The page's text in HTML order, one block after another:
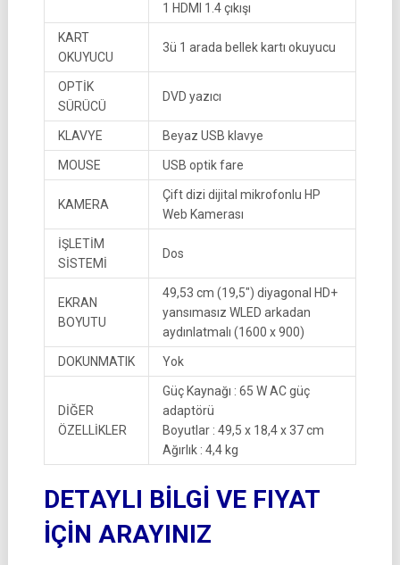
1 HDMI 1.4 çıkışı
KART
OKUYUCU
3ü 1 arada bellek kartı okuyucu
OPTİK
SÜRÜCÜ
DVD yazıcı
KLAVYE Beyaz USB klavye
MOUSE USB optik fare
KAMERA
Çift dizi dijital mikrofonlu HP
Web Kamerası
İŞLETİM
SİSTEMİ
Dos
EKRAN
BOYUTU
49,53 cm (19,5″) diyagonal HD+
yansımasız WLED arkadan
aydınlatmalı (1600 x 900)
DOKUNMATIK Yok
DİĞER
ÖZELLİKLER
Güç Kaynağı : 65 W AC güç
adaptörü
Boyutlar : 49,5 x 18,4 x 37 cm
Ağırlık : 4,4 kg
DETAYLI BİLGİ VE FIYAT
İÇİN ARAYINIZ